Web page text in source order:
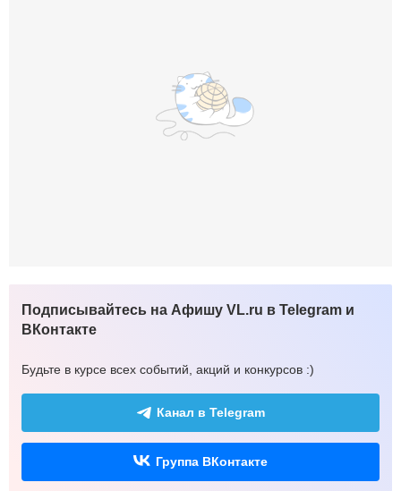
Подписывайтесь на Афишу VL.ru в Telegram и
ВКонтакте
Будьте в курсе всех событий, акций и конкурсов :)
Канал в Telegram
Группа ВКонтакте